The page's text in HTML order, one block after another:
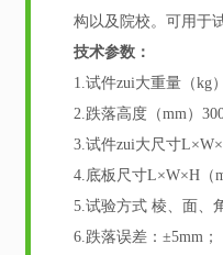
构以及院校。可用于
技术参数：
1.试件zui大重量（kg
2.跌落高度（mm）
3.试件zui大尺寸
4.底板尺寸L×W×H（
5.试验方式 棱、面、
6.跌落误差